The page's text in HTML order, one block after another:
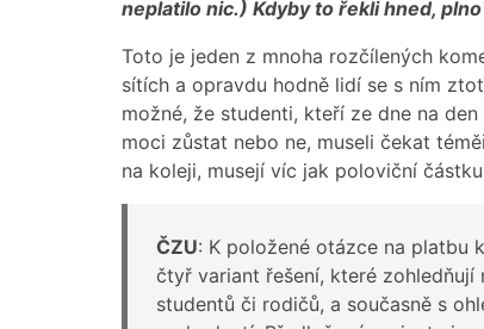
neplatilo nic.) Kdyby to řekli hned,
Toto je jeden z mnoha rozčílených
sítích a opravdu hodně lidí se s ním
možné, že studenti, kteří ze dne na
moci zůstat nebo ne, museli čekat
na koleji, musejí víc jak poloviční
ČZU: K položené otázce na platbu
čtyř variant řešení, které zohledňují
studentů či rodičů, a současně s